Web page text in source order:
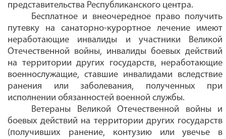
представительства Республиканского центра.
Бесплатное и внеочередное право получить
путевку на санаторно-курортное лечение имеют
неработающие инвалиды и участники Великой
Отечественной войны, инвалиды боевых действий
на территории других государств, неработающие
военнослужащие, ставшие инвалидами вследствие
ранения или заболевания, полученных при
исполнении обязанностей военной службы.
Ветераны Великой Отечественной войны и
боевых действий на территории других государств
(получивших ранение, контузию или увечье в